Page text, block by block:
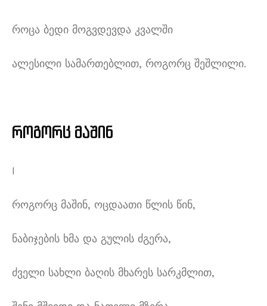
როცა ბედი მოგვდევდა კვალში
ალესილი სამართებლით, როგორც შეშლილი.
როგორც მაშინ
I
როგორც მაშინ, ოცდაათი წლის წინ,
ნაბიჯების ხმა და გულის ძგერა,
ძველი სახლი ბაღის მხარეს სარკმლით,